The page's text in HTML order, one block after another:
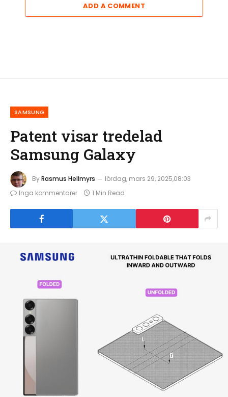
ADD A COMMENT
SAMSUNG
Patent visar tredelad
Samsung Galaxy
ByRasmus Hellmyrs
lördag, mars 29, 2025,08:03
Inga kommentarer
1 Min Read